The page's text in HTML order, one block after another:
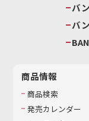
バ
バ
商品情報
商品検索
発売カレンダー